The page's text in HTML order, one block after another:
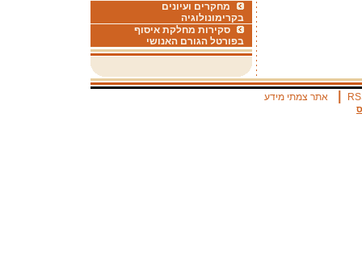
מחקרים ועיונים
בקרימונולוגיה
סקירות מחלקת איסוף
בפורטל הגורם האנושי
אתר צמתי מידע